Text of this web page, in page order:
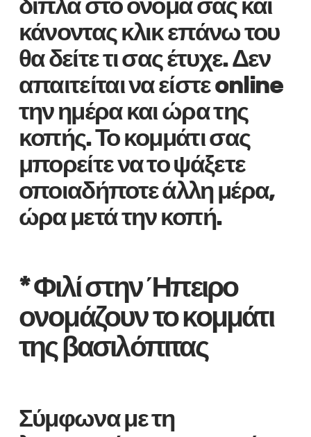
δίπλα στο όνομά σας και
κάνοντας κλικ επάνω του
θα δείτε τι σας έτυχε. Δεν
απαιτείται να είστε online
την ημέρα και ώρα της
κοπής. Το κομμάτι σας
μπορείτε να το ψάξετε
οποιαδήποτε άλλη μέρα,
ώρα μετά την κοπή.
* Φιλί στην Ήπειρο
ονομάζουν το κομμάτι
της βασιλόπιτας
Σύμφωνα με τη